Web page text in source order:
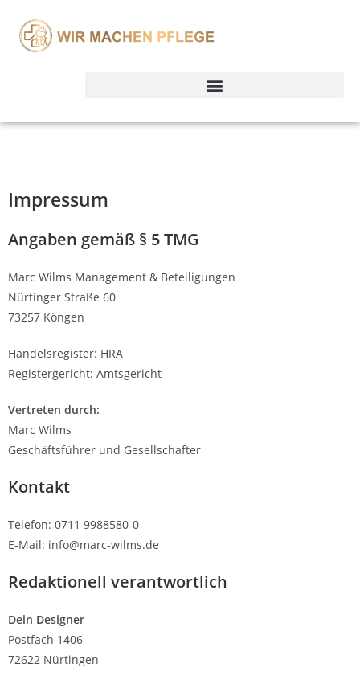
Impressum
Angaben gemäß § 5 TMG
Marc Wilms Management & Beteiligungen
Nürtinger Straße 60
73257 Köngen
Handelsregister: HRA
Registergericht: Amtsgericht
Vertreten durch:
Marc Wilms
Geschäftsführer und Gesellschafter
Kontakt
Telefon: 0711 9988580-0
E-Mail: info@marc-wilms.de
Redaktionell verantwortlich
Dein Designer
Postfach 1406
72622 Nürtingen